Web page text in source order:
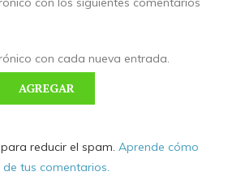
con cada nueva entrada.
reducir el spam. Aprende cómo
tus comentarios.